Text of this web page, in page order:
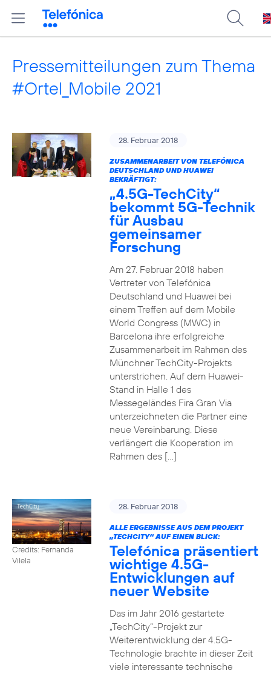
Pressemitteilungen zum Thema
#Ortel_Mobile 2021
28. Februar 2018
ZUSAMMENARBEIT VON TELEFÓNICA
DEUTSCHLAND UND HUAWEI
BEKRÄFTIGT:
„4.5G-TechCity“
bekommt 5G-Technik
für Ausbau
gemeinsamer
Forschung
Am 27. Februar 2018 haben
Vertreter von Telefónica
Deutschland und Huawei bei
einem Treffen auf dem Mobile
World Congress (MWC) in
Barcelona ihre erfolgreiche
Zusammenarbeit im Rahmen des
Münchner TechCity-Projekts
unterstrichen. Auf dem Huawei-
Stand in Halle 1 des
Messegeländes Fira Gran Via
unterzeichneten die Partner eine
neue Vereinbarung. Diese
verlängert die Kooperation im
Rahmen des […]
Credits: Fernanda
Vilela
28. Februar 2018
ALLE ERGEBNISSE AUS DEM PROJEKT
„TECHCITY“ AUF EINEN BLICK:
Telefónica präsentiert
wichtige 4.5G-
Entwicklungen auf
neuer Website
Das im Jahr 2016 gestartete
„TechCity“-Projekt zur
Weiterentwicklung der 4.5G-
Technologie brachte in dieser Zeit
viele interessante technische